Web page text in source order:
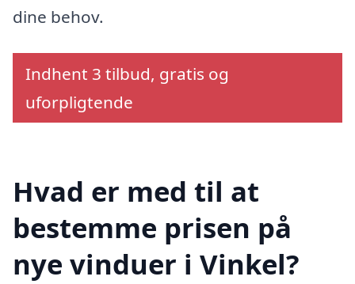
dine behov.
Indhent 3 tilbud, gratis og
uforpligtende
Hvad er med til at
bestemme prisen på
nye vinduer i Vinkel?